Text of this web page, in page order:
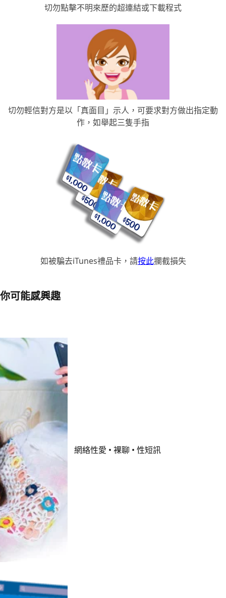
切勿點擊不明來歷的超連結或下載程式
切勿輕信對方是以「真面目」示人，可要求對方做出指定動
作，如舉起三隻手指
如被騙去iTunes禮品卡，請按此攔截損失
你可能感興趣
網絡性愛 • 裸聊 • 性短訊